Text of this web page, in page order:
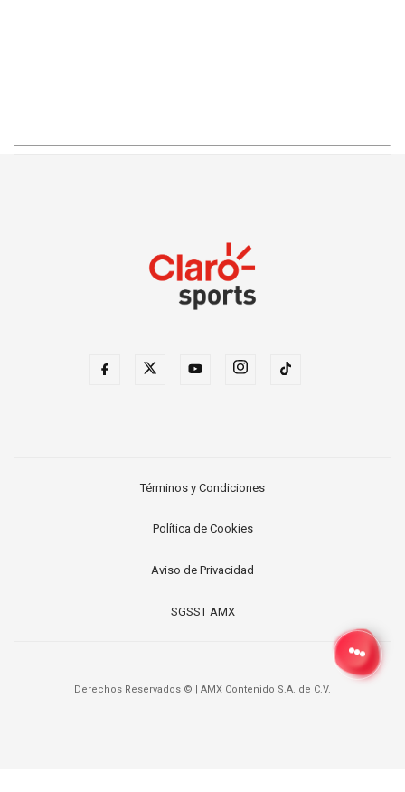
Términos y Condiciones
Política de Cookies
Aviso de Privacidad
SGSST AMX
Derechos Reservados © | AMX Contenido S.A. de C.V.